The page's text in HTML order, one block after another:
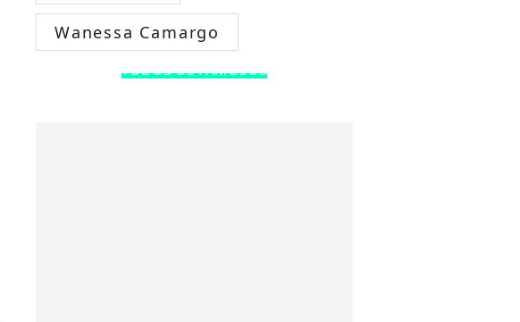
Wanessa Camargo
TODOS OS FAMOSOS